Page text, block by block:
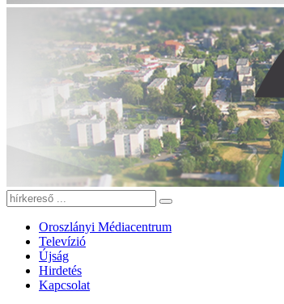
Oroszlányi Médiacentrum
Televízió
Újság
Hirdetés
Kapcsolat